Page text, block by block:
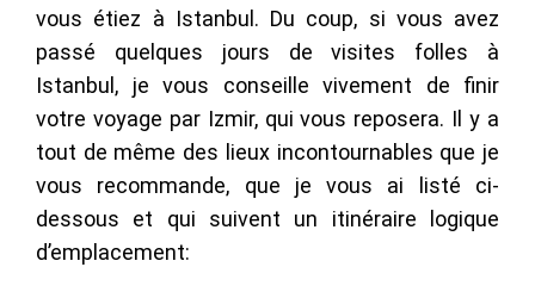
vous étiez à Istanbul. Du coup, si vous avez
passé quelques jours de visites folles à
Istanbul, je vous conseille vivement de finir
votre voyage par Izmir, qui vous reposera. Il y a
tout de même des lieux incontournables que je
vous recommande, que je vous ai listé ci-
dessous et qui suivent un itinéraire logique
d’emplacement: